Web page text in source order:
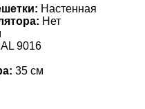
Настенная
Нет
9016
35 см